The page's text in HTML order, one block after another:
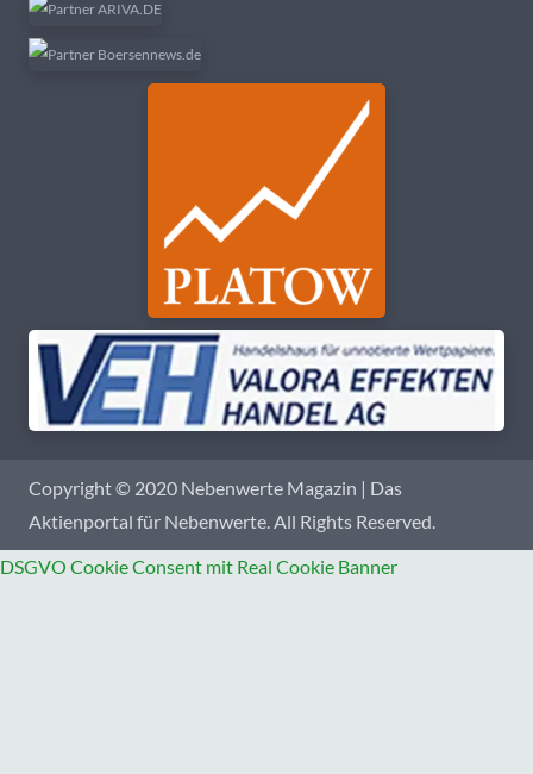
Copyright © 2020 Nebenwerte Magazin | Das
Aktienportal für Nebenwerte. All Rights Reserved.
DSGVO Cookie Consent mit Real Cookie Banner